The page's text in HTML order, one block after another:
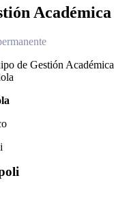
Académica
de Gestión Académica